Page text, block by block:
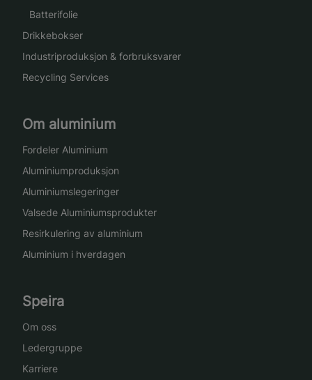
Batterifolie
Drikkebokser
Industriproduksjon & forbruksvarer
Recycling Services
Om aluminium
Fordeler Aluminium
Aluminiumproduksjon
Aluminiumslegeringer
Valsede Aluminiumsprodukter
Resirkulering av aluminium
Aluminium i hverdagen
Speira
Om oss
Ledergruppe
Karriere